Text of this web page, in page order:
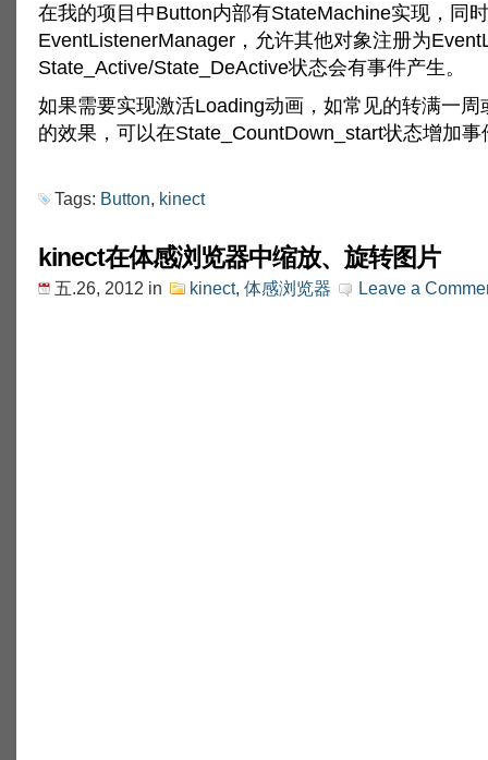
在我的项目中Button内部有StateMachine实现，同
EventListenerManager，允许其他对象注册为
State_Active/State_DeActive状态会有事件产生。
如果需要实现激活Loading动画，如常见的转满一周
的效果，可以在State_CountDown_start状态增加事
Tags: Button, kinect
kinect在体感浏览器中缩放、旋转图片
五.26, 2012 in kinect, 体感浏览器 Leave a